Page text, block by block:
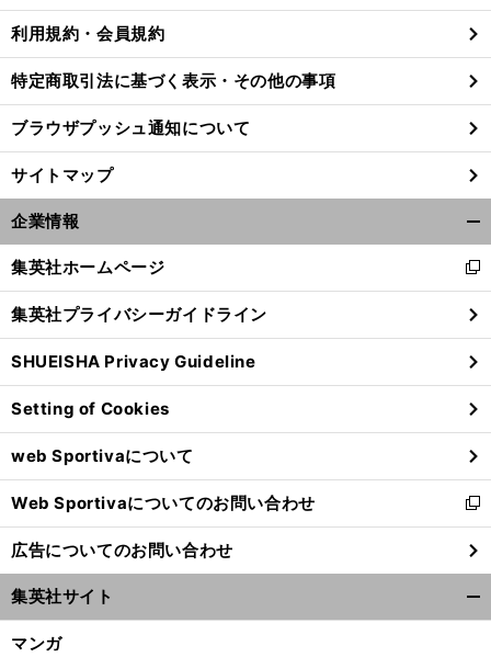
前
利用規約・会員規約
特定商取引法に基づく表示・その他の事項
ブラウザプッシュ通知について
サイトマップ
企業情報
閉
る
集英社ホームページ
新
し
い
ウ
ィ
ン
ド
ウ
で
開
く
集英社プライバシーガイドライン
SHUEISHA Privacy Guideline
Setting of Cookies
web Sportivaについて
Web Sportivaについてのお問い合わせ
新
し
い
ウ
ィ
ン
広告についてのお問い合わせ
集英社サイト
マンガ